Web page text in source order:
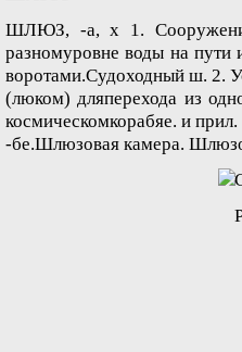
ШЛЮЗ, -а, х 1.
разномуровне воды на пути
воротами.Судоходный ш. 2.
(люком) дляперехода из
космическомкорабяе. и
-бе.Шлюзовая камера.